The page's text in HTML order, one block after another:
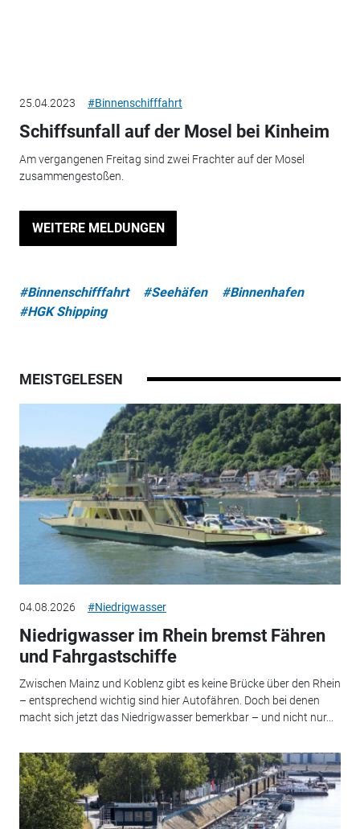
25.04.2023 #Binnenschifffahrt
Schiffsunfall auf der Mosel bei Kinheim
Am vergangenen Freitag sind zwei Frachter auf der Mosel
zusammengestoßen.
WEITERE MELDUNGEN
#Binnenschifffahrt #Seehäfen
#Binnenhafen
#HGK Shipping
MEISTGELESEN
04.08.2026 #Niedrigwasser
Niedrigwasser im Rhein bremst Fähren
und Fahrgastschiffe
Zwischen Mainz und Koblenz gibt es keine Brücke über den Rhein
– entsprechend wichtig sind hier Autofähren. Doch bei denen
macht sich jetzt das Niedrigwasser bemerkbar – und nicht nur...